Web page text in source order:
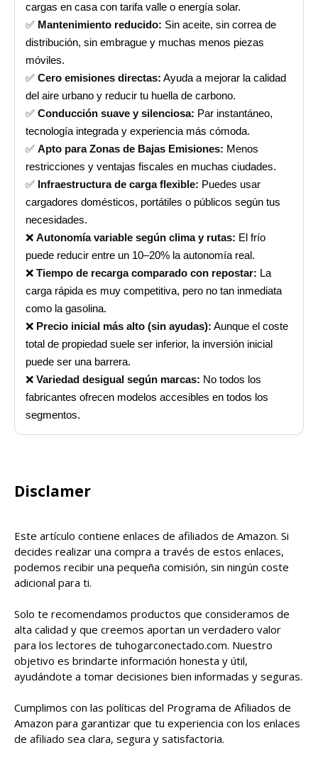
cargas en casa con tarifa valle o energía solar.
✅ Mantenimiento reducido: Sin aceite, sin correa de
distribución, sin embrague y muchas menos piezas
móviles.
✅ Cero emisiones directas: Ayuda a mejorar la calidad
del aire urbano y reducir tu huella de carbono.
✅ Conducción suave y silenciosa: Par instantáneo,
tecnología integrada y experiencia más cómoda.
✅ Apto para Zonas de Bajas Emisiones: Menos
restricciones y ventajas fiscales en muchas ciudades.
✅ Infraestructura de carga flexible: Puedes usar
cargadores domésticos, portátiles o públicos según tus
necesidades.
❌ Autonomía variable según clima y rutas: El frío
puede reducir entre un 10–20% la autonomía real.
❌ Tiempo de recarga comparado con repostar: La
carga rápida es muy competitiva, pero no tan inmediata
como la gasolina.
❌ Precio inicial más alto (sin ayudas): Aunque el coste
total de propiedad suele ser inferior, la inversión inicial
puede ser una barrera.
❌ Variedad desigual según marcas: No todos los
fabricantes ofrecen modelos accesibles en todos los
segmentos.
Disclamer
Este artículo contiene enlaces de afiliados de Amazon. Si
decides realizar una compra a través de estos enlaces,
podemos recibir una pequeña comisión, sin ningún coste
adicional para ti.
Solo te recomendamos productos que consideramos de
alta calidad y que creemos aportan un verdadero valor
para los lectores de tuhogarconectado.com. Nuestro
objetivo es brindarte información honesta y útil,
ayudándote a tomar decisiones bien informadas y seguras.
Cumplimos con las políticas del Programa de Afiliados de
Amazon para garantizar que tu experiencia con los enlaces
de afiliado sea clara, segura y satisfactoria.